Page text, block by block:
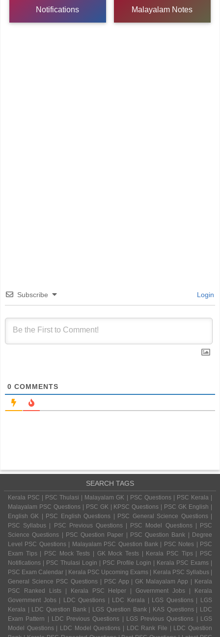
Notifications Malayalam Notes
Subscribe Login
0 COMMENTS
SEARCH TAGS
Kerala PSC | PSC Thulasi | Malayalam GK | PSC Questions | PSC Kerala |
Malayalam PSC Questions | PSC GK | KPSC Questions | PSC GK English |
English GK | PSC English Questions | PSC General Science Questions |
PSC Syllabus | PSC Previous Questions | PSC Model Questions | PSC
Science Questions | PSC Question Paper | PSC Question Bank | Degree
Level PSC Questions | Malayalam PSC Question Bank | PSC Notes | PSC
Exam Tips | PSC Mock Tests | GK Mock Tests | Kerala PSC Tips | PSC
Notifications | PSC Thulasi Login | PSC Profile Login | Kerala PSC Exams |
PSC Exam Calendar | Kerala PSC Upcoming Exams | Kerala PSC Syllabus |
General Science PSC Questions | PSC App | GK Malayalam App | Kerala
PSC Ranked Lists | Kerala PSC Helper | Government Jobs | Kerala
Government Jobs | LDC Questions | LDC Kerala | LGS Questions | LGS
Kerala | LDC Question Bank | LGS Question Bank | KAS Questions | LDC
Exam Pattern | LDC Previous Questions | LGS Previous Questions | LGS
Model Questions | LDC Model Questions | LDC Rank File | LDC Question